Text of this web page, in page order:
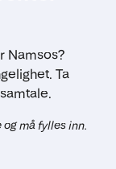
Namsos?
Ta
må fylles inn.